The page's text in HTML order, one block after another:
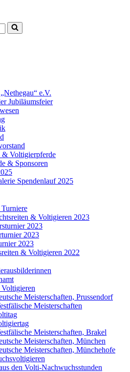
e.V.
Jubiläumsfeier
& Voltigierpferde
& Sponsoren
Spendenlauf 2025
& Voltigieren 2023
2023
2023
2023
& Voltigieren 2022
Meisterschaften, Prussendorf
Meisterschaften
Meisterschaften, Brakel
Meisterschaften, München
Meisterschaften, Münchehofe
den Volti-Nachwuchsstunden